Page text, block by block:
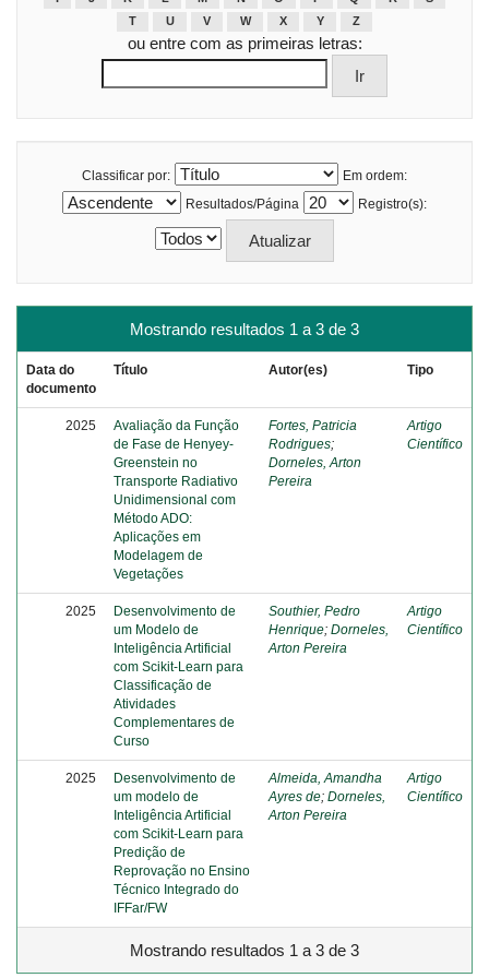
T
U V W X Y Z
ou entre com as primeiras letras:
Classificar por:
Em ordem:
Resultados/Página
Registro(s):
Mostrando resultados 1 a 3 de 3
Data do
documento
Título Autor(es) Tipo
2025
Avaliação da Função
de Fase de Henyey-
Greenstein no
Transporte Radiativo
Unidimensional com
Método ADO:
Aplicações em
Modelagem de
Vegetações
Fortes, Patricia
Rodrigues;
Dorneles, Arton
Pereira
Artigo
Científico
2025
Desenvolvimento de
um Modelo de
Inteligência Artificial
com Scikit-Learn para
Classificação de
Atividades
Complementares de
Curso
Southier, Pedro
Henrique; Dorneles,
Arton Pereira
Artigo
Científico
2025
Desenvolvimento de
um modelo de
Inteligência Artificial
com Scikit-Learn para
Predição de
Reprovação no Ensino
Técnico Integrado do
IFFar/FW
Almeida, Amandha
Ayres de; Dorneles,
Arton Pereira
Artigo
Científico
Mostrando resultados 1 a 3 de 3